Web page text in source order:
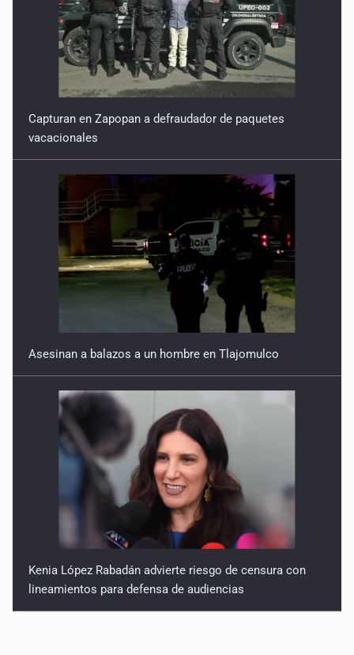
Capturan en Zapopan a defraudador de paquetes
vacacionales
Asesinan a balazos a un hombre en Tlajomulco
Kenia López Rabadán advierte riesgo de censura con
lineamientos para defensa de audiencias